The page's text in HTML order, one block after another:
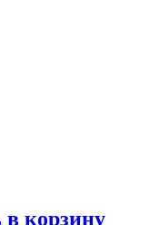
корзину